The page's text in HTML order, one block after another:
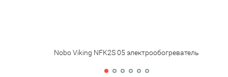
Nobo Viking NFK2S 05 электрообогреватель